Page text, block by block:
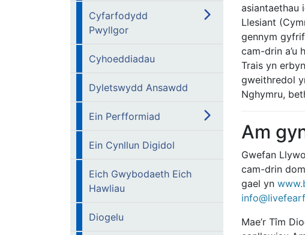
Cyfarfodydd
Pwyllgor
Cyhoeddiadau
Dyletswydd Ansawdd
Ein Perfformiad
Ein Cynllun Digidol
Eich Gwybodaeth Eich
Hawliau
Diogelu
asiantaethau
Llesiant
gennym
cam-drin a’u
Trais yn
gweithredol
Nghymru,
Am
Gwefan
cam-drin
gael yn
Mae’r Tîm